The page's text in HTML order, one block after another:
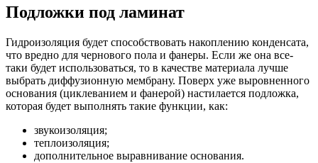
Подложки под ламинат
Гидроизоляция будет способствовать накоплению конденсата,
что вредно для чернового пола и фанеры. Если же она все-
таки будет использоваться, то в качестве материала лучше
выбрать диффузионную мембрану. Поверх уже выровненного
основания (циклеванием и фанерой) настилается подложка,
которая будет выполнять такие функции, как:
звукоизоляция;
теплоизоляция;
дополнительное выравнивание основания.